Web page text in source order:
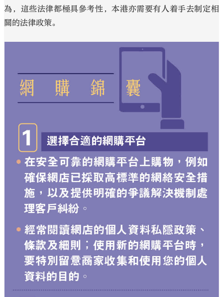
為，這些法律都極具參考性，本港亦需要有人着手去制定相
關的法律政策。